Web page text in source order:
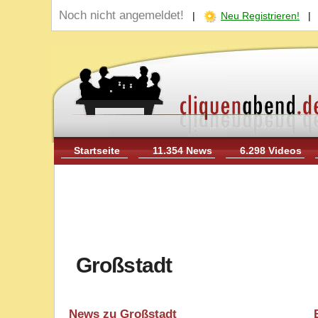
Noch nicht angemeldet! | Neu Registrieren!
Startseite 11.354 News 6.298 Videos
Großstadt
News zu Großstadt